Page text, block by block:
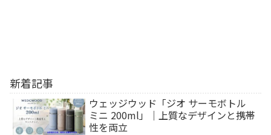
新着記事
ウェッジウッド「ジオ サーモボトル
ミニ 200ml」｜上質なデザインと携帯
性を両立